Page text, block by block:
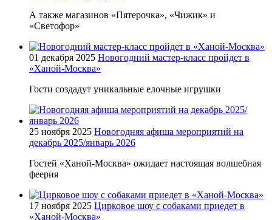
А также магазинов «Пятерочка», «Чижик» и
«Светофор»
01 декабря 2025 Новогодний мастер-класс пройдет в
«Ханой-Москва»
Гости создадут уникальные елочные игрушки
25 ноября 2025 Новогодняя афиша мероприятий на
декабрь 2025/январь 2026
Гостей «Ханой-Москва» ожидает настоящая волшебная
феерия
17 ноября 2025 Цирковое шоу с собаками приедет в
«Ханой-Москва»